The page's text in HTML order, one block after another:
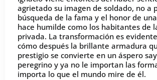
agrietado su imagen de soldado, no a
búsqueda de la fama y el honor de
hace humilde como los habitantes de
privada. La transformación es
cómo después la brillante armadura
prestigio se convierte en un áspero
peregrino y ya no le importan las
importa lo que el mundo mire de él.